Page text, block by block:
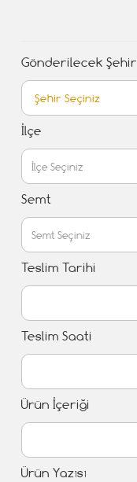
Gönderilecek Şehir
İlçe
Semt
Teslim Tarihi
Teslim Saati
Ürün İçeriği
Ürün Yazısı